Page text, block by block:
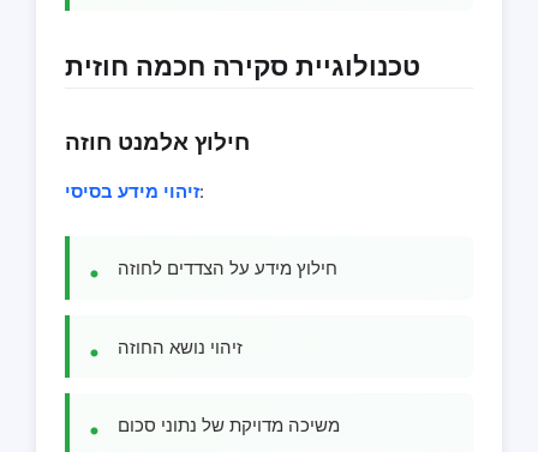
טכנולוגיית סקירה חכמה חוזית
חילוץ אלמנט חוזה
זיהוי מידע בסיסי:
חילוץ מידע על הצדדים לחוזה
זיהוי נושא החוזה
משיכה מדויקת של נתוני סכום